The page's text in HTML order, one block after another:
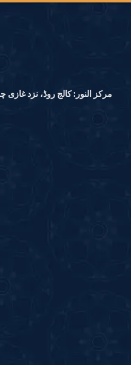
مرکز النور: کالج روڈ، نزد